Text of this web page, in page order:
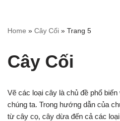
Home » Cây Cối » Trang 5
Cây Cối
Vẽ các loại cây là chủ đề phổ
chúng ta. Trong hướng dẫn của
từ cây cọ, cây dừa đến cả các